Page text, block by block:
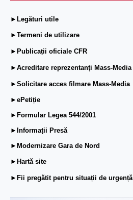
►Legături utile
►Termeni de utilizare
►Publicații oficiale CFR
►Acreditare reprezentanți Mass-Media
►Solicitare acces filmare Mass-Media
►ePetiție
►Formular Legea 544/2001
►Informații Presă
►Modernizare Gara de Nord
►Hartă site
►Fii pregătit pentru situații de urgență